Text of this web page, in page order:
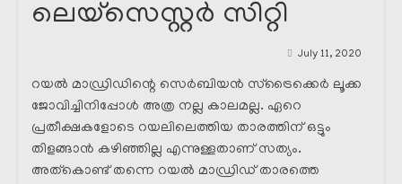
ലെയ്സെസ്റ്റർ സിറ്റി
July 11, 2020
റയൽ മാഡ്രിഡിന്റെ സെർബിയൻ സ്ട്രൈക്കെർ ലൂക്ക
ജോവിച്ചിനിപ്പോൾ അത്ര നല്ല കാലമല്ല. ഏറെ
പ്രതീക്ഷകളോടെ റയലിലെത്തിയ താരത്തിന് ഒട്ടും
തിളങ്ങാൻ കഴിഞ്ഞില്ല എന്നുള്ളതാണ് സത്യം.
അത്കൊണ്ട് തന്നെ റയൽ മാഡ്രിഡ്‌ താരത്തെ